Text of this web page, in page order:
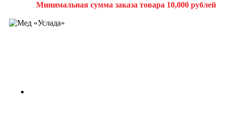
Минимальная сумма заказа товара 10,000 рублей